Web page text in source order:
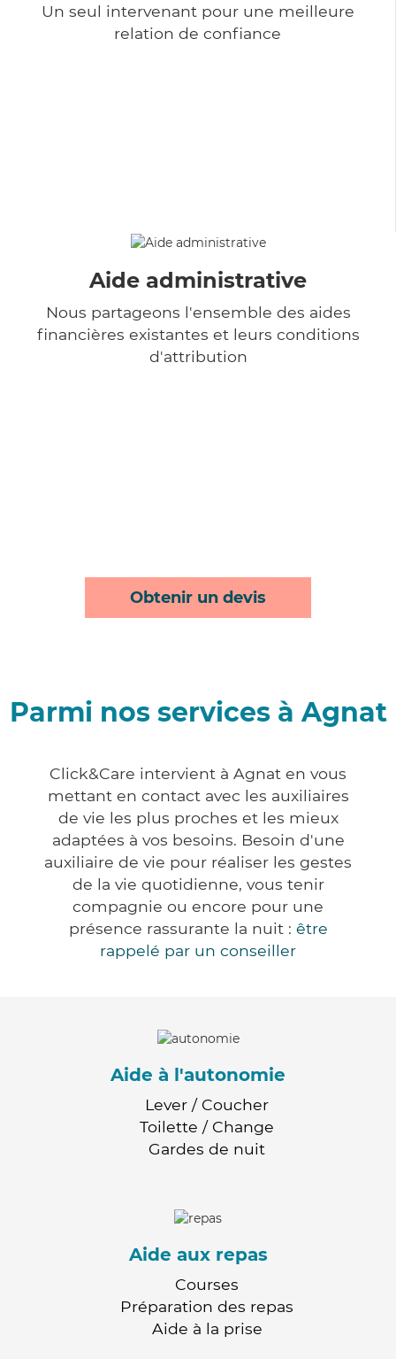
Un seul intervenant pour une meilleure
relation de confiance
Aide administrative
Nous partageons l'ensemble des aides
financières existantes et leurs conditions
d'attribution
Obtenir un devis
Parmi nos services à Agnat
Click&Care intervient à Agnat en vous
mettant en contact avec les auxiliaires
de vie les plus proches et les mieux
adaptées à vos besoins. Besoin d'une
auxiliaire de vie pour réaliser les gestes
de la vie quotidienne, vous tenir
compagnie ou encore pour une
présence rassurante la nuit : être
rappelé par un conseiller
Aide à l'autonomie
Lever / Coucher
Toilette / Change
Gardes de nuit
Aide aux repas
Courses
Préparation des repas
Aide à la prise